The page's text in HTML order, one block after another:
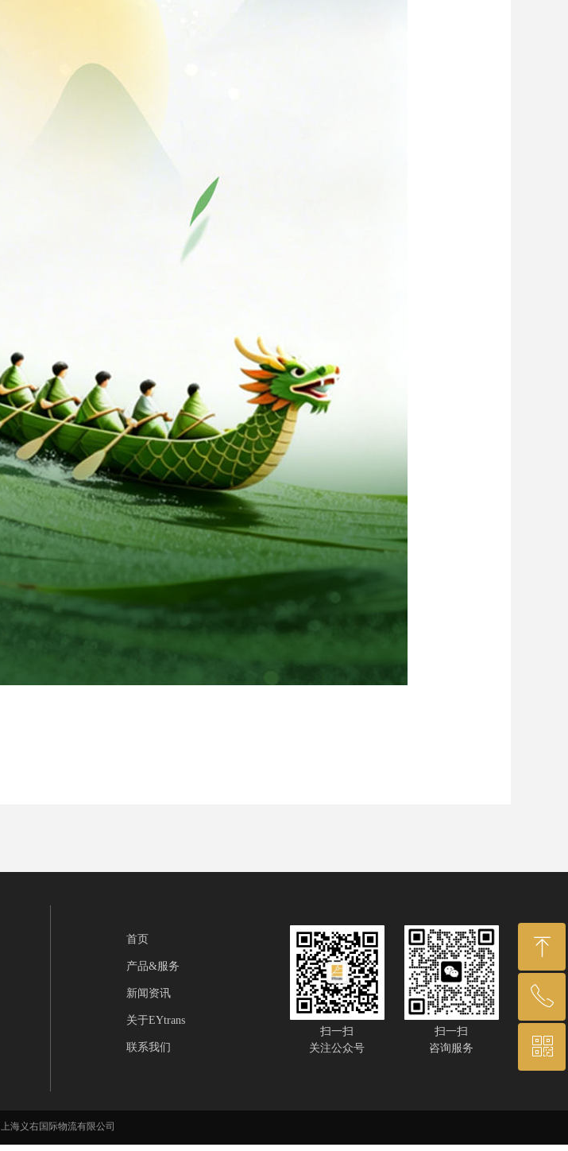
首页
产品&服务
新闻资讯
关于EYtrans
联系我们
扫一扫
咨询服务
扫一扫
关注公众号
上海义右国际物流有限公司
ꁸ
回到顶部
ꂅ
15800863594
ꀥ